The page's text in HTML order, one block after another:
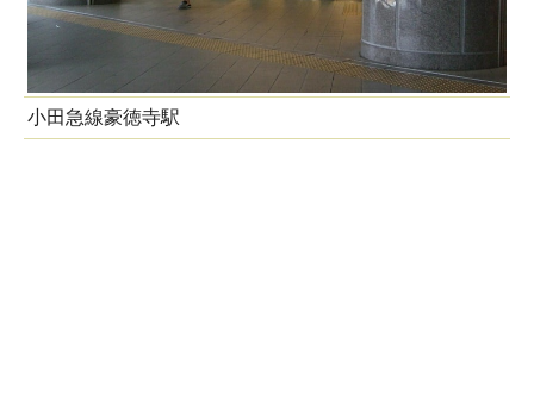
小田急線豪徳寺駅